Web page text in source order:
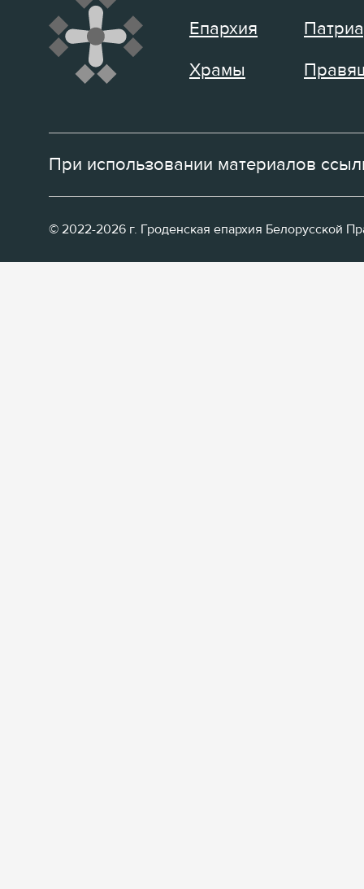
Епархия
Храмы
При использовании материалов
© 2022-2026 г. Гроденская епархия Белорусской